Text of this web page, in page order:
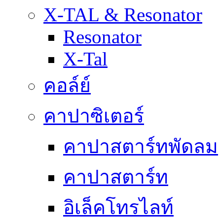
X-TAL & Resonator
Resonator
X-Tal
คอล์ย์
คาปาซิเตอร์
คาปาสตาร์ทพัดลม
คาปาสตาร์ท
อิเล็คโทรไลท์